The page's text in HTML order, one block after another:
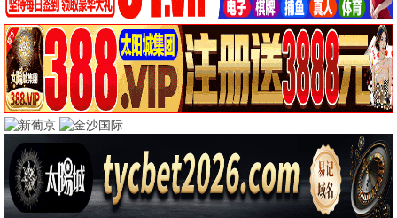
热播
夜色相伴 · 精彩不停
高清影视每日更新，流畅观影体验
热门电影 更多 >